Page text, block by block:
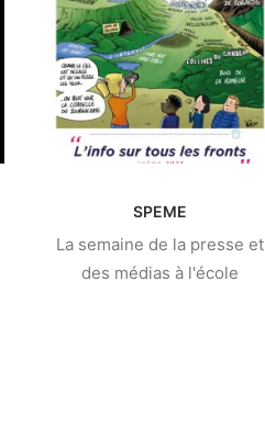
SPEME
La semaine de la presse et
des médias à l'école